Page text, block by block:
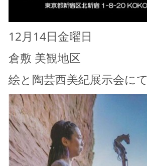
12月14日金曜日
倉敷 美観地区
絵と陶芸西美紀展示会にて